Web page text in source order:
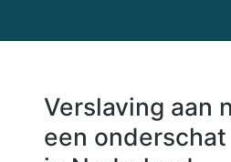
Verslaving aan
een